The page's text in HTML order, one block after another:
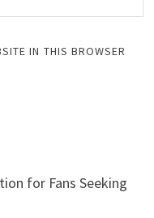
IN THIS BROWSER
for Fans Seeking